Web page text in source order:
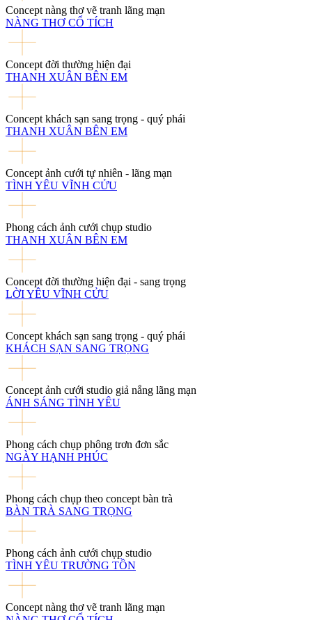
Concept nàng thơ vẽ tranh lãng mạn
NÀNG THƠ CỔ TÍCH
Concept đời thường hiện đại
THANH XUÂN BÊN EM
Concept khách sạn sang trọng - quý phái
THANH XUÂN BÊN EM
Concept ảnh cưới tự nhiên - lãng mạn
TÌNH YÊU VĨNH CỬU
Phong cách ảnh cưới chụp studio
THANH XUÂN BÊN EM
Concept đời thường hiện đại - sang trọng
LỜI YÊU VĨNH CỬU
Concept khách sạn sang trọng - quý phái
KHÁCH SẠN SANG TRỌNG
Concept ảnh cưới studio giả nắng lãng mạn
ÁNH SÁNG TÌNH YÊU
Phong cách chụp phông trơn đơn sắc
NGÀY HẠNH PHÚC
Phong cách chụp theo concept bàn trà
BÀN TRÀ SANG TRỌNG
Phong cách ảnh cưới chụp studio
TÌNH YÊU TRƯỜNG TỒN
Concept nàng thơ vẽ tranh lãng mạn